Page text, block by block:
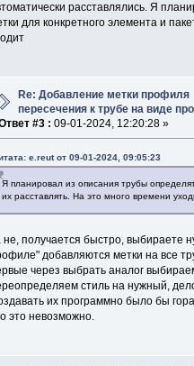
расставлялись. Я
для конкретного элемента и
Re: Добавление метки профиля
пересечения к трубе на виде
#3 : 09-01-2024, 12:20:28 »
e.reut от 09-01-2024, 09:05:23
Я планировал из описания трубы
их расставлять. На это много времени
не, получается быстро, выбираете
добавляются метки на все
через выбрать аналог
стиль на нужный,
их программно было бы
это невозможно.